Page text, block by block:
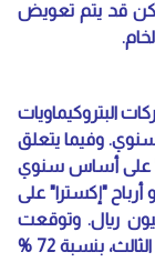
قد يتم تعويض
البتروكيماويات
وفيما يتعلق
على أساس سنوي
وأن تنمو أرباح "إكسترا" على
بنسبة 3.6% لتصل إلى 98 مليون ريال. وتوقعت
"الراجحي المالية"، انخفاض أرباح سابك في الربع الثالث، بنسبة 72 %